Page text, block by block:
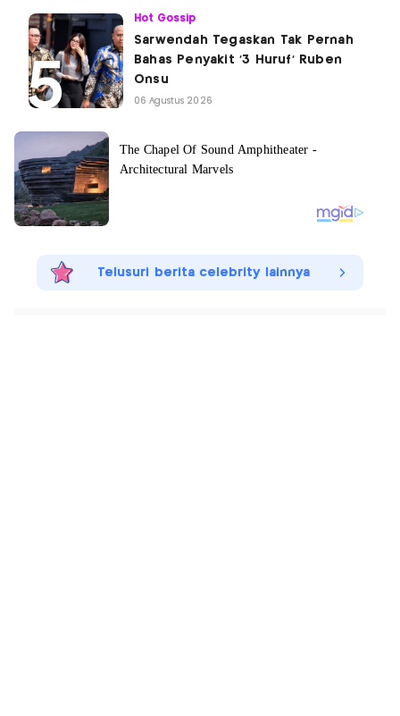
Hot Gossip
Sarwendah Tegaskan Tak Pernah
Bahas Penyakit '3 Huruf' Ruben
Onsu
06 Agustus 2026
Telusuri berita celebrity lainnya